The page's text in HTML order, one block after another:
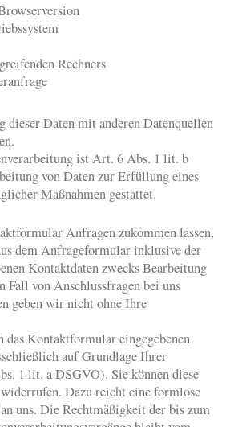
Rechners
dieser Daten mit anderen Datenquellen
ist Art. 6 Abs. 1 lit. b
von Daten zur Erfüllung eines
Maßnahmen gestattet.
Anfragen zukommen lassen,
dem Anfrageformular inklusive der
Kontaktdaten zwecks Bearbeitung
Fall von Anschlussfragen bei uns
geben wir nicht ohne Ihre
Kontaktformular eingegebenen
auf Grundlage Ihrer
1 lit. a DSGVO). Sie können diese
Dazu reicht eine formlose
uns. Die Rechtmäßigkeit der bis zum